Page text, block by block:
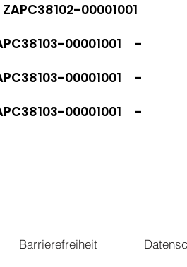
00001001
00001001 -
00001001 -
00001001 -
Barrierefreiheit